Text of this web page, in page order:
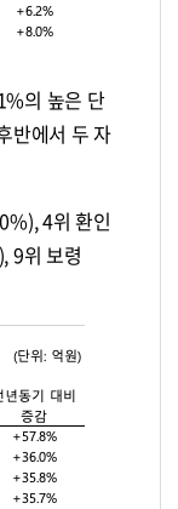
의 높은 단
반에서 두 자
4위 환인
9위 보령